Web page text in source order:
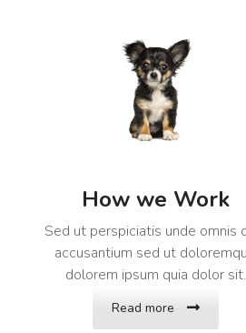
How we Work
Sed ut perspiciatis unde omnis
accusantium sed ut
dolorem ipsum quia dolor sit.
Read more